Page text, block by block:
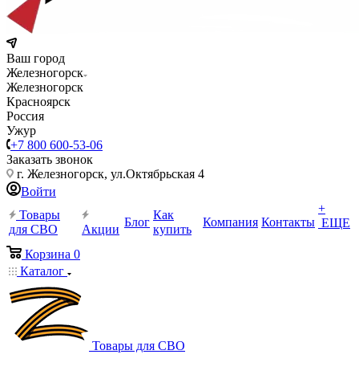
Ваш город
Железногорск
Железногорск
Красноярск
Россия
Ужур
+7 800 600-53-06
Заказать звонок
г. Железногорск, ул.Октябрьская 4
Войти
Товары
для СВО
Акции
Блог
Как
купить
Компания Контакты
+
ЕЩЕ
Корзина 0
Каталог
Товары для СВО